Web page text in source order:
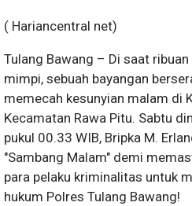
( Hariancentral net)
Tulang Bawang – Di saat
mimpi, sebuah bayangan
memecah kesunyian malam di
Kecamatan Rawa Pitu. Sabtu
pukul 00.33 WIB, Bripka M.
"Sambang Malam" demi
para pelaku kriminalitas untuk
hukum Polres Tulang Bawang!